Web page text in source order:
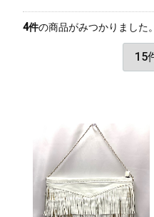
4件の商品がみつかりました。
ナチュラルⓇ